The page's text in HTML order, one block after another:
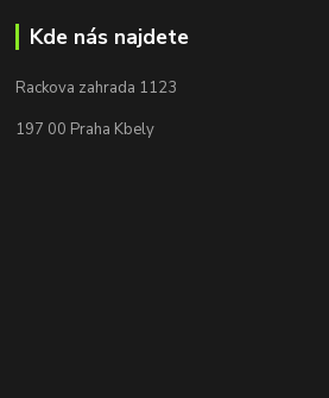
Kde nás najdete
Rackova zahrada 1123
197 00 Praha Kbely